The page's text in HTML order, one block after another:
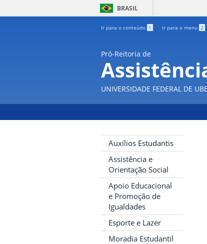
BRASIL
Ir para o conteúdo 1 Ir para o menu 2
Pró-Reitoria de
UNIVERSIDADE FEDERAL DE
Auxílios Estudantis
Assistência e
Orientação Social
Apoio Educacional
e Promoção de
Igualdades
Esporte e Lazer
Moradia Estudantil